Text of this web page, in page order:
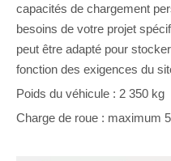
capacités de chargement
besoins de votre projet
peut être adapté pour
fonction des exigences du
Poids du véhicule : 2 350 kg
Charge de roue : maximum